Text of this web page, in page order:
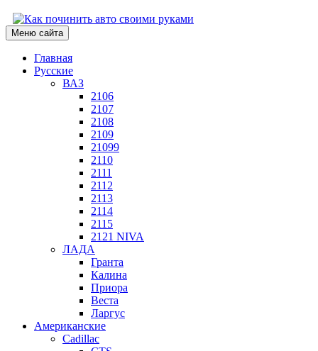
Меню сайта
Главная
Русские
ВАЗ
2106
2107
2108
2109
21099
2110
2111
2112
2113
2114
2115
2121 NIVA
ЛАДА
Гранта
Калина
Приора
Веста
Ларгус
Американские
Cadillac